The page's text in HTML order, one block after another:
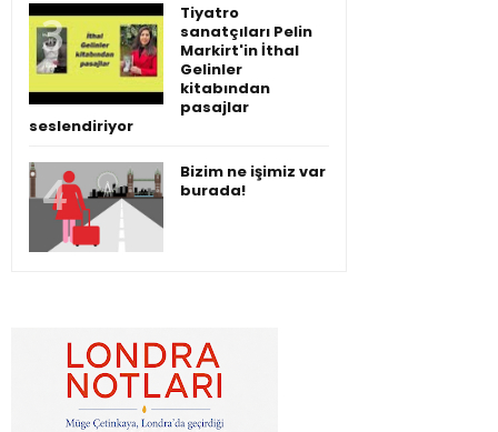
Tiyatro
sanatçıları Pelin
Markirt'in İthal
Gelinler
kitabından
pasajlar
seslendiriyor
Bizim ne işimiz var
burada!